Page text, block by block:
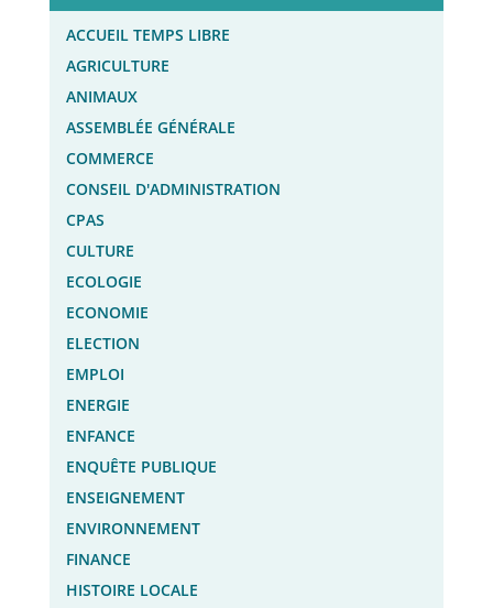
ACCUEIL TEMPS LIBRE
AGRICULTURE
ANIMAUX
ASSEMBLÉE GÉNÉRALE
COMMERCE
CONSEIL D'ADMINISTRATION
CPAS
CULTURE
ECOLOGIE
ECONOMIE
ELECTION
EMPLOI
ENERGIE
ENFANCE
ENQUÊTE PUBLIQUE
ENSEIGNEMENT
ENVIRONNEMENT
FINANCE
HISTOIRE LOCALE